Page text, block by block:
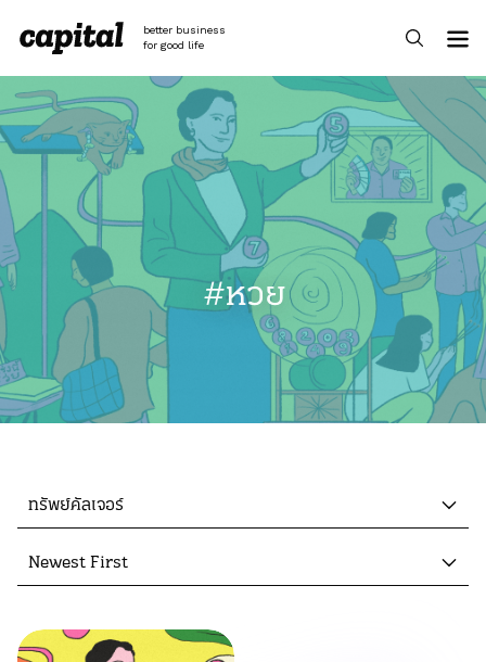
content
better business
for good life
#หวย
ทรัพย์คัลเจอร์
Newest First